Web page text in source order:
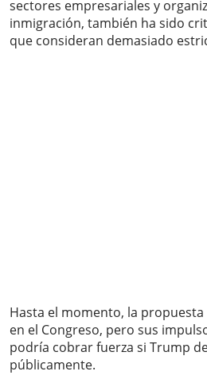
sectores empresariales y
inmigración, también ha sido
que consideran demasiado
Hasta el momento, la
en el Congreso, pero sus
podría cobrar fuerza si Trump
públicamente.